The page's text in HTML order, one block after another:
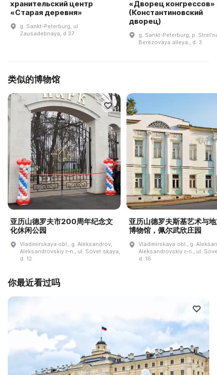
хранительский центр
«Старая деревня»
g. Sankt-Peterburg, ul
Zausadebnaya, d 37
«Дворец конгрессов»
(Константиновский
дворец)
g. Sankt-Peterburg, p.
Berëzovaya alleya., d. 3
类似的博物馆
亚历山德罗夫市200周年纪念文
化休闲公园
Vladimirskaya obl., g. Aleksandrov,
Aleksandrovskiy r-n., ul. Sovet·skaya,
d. 12
亚历山德罗夫斯基艺术与
博物馆，佩尔武欣庄园
Vladimirskaya obl., g.
Aleksandrovskiy r-n., ul.
d. 16
你最近看过吗